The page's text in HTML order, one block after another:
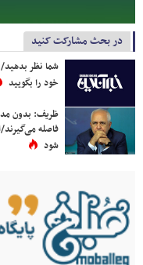
در بحث مشارکت کنید
شما نظر بدهید/
خود را بگویید
ظریف: بدون
فاصله
شود